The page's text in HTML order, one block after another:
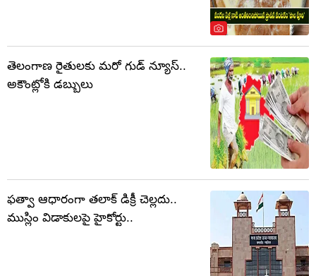
తెలంగాణ రైతులకు మరో గుడ్ న్యూస్..
అకౌంట్లోకి డబ్బులు
ఫత్వా ఆధారంగా తలాక్ డిక్రీ చెల్లదు..
ముస్లిం విడాకులపై హైకోర్టు..